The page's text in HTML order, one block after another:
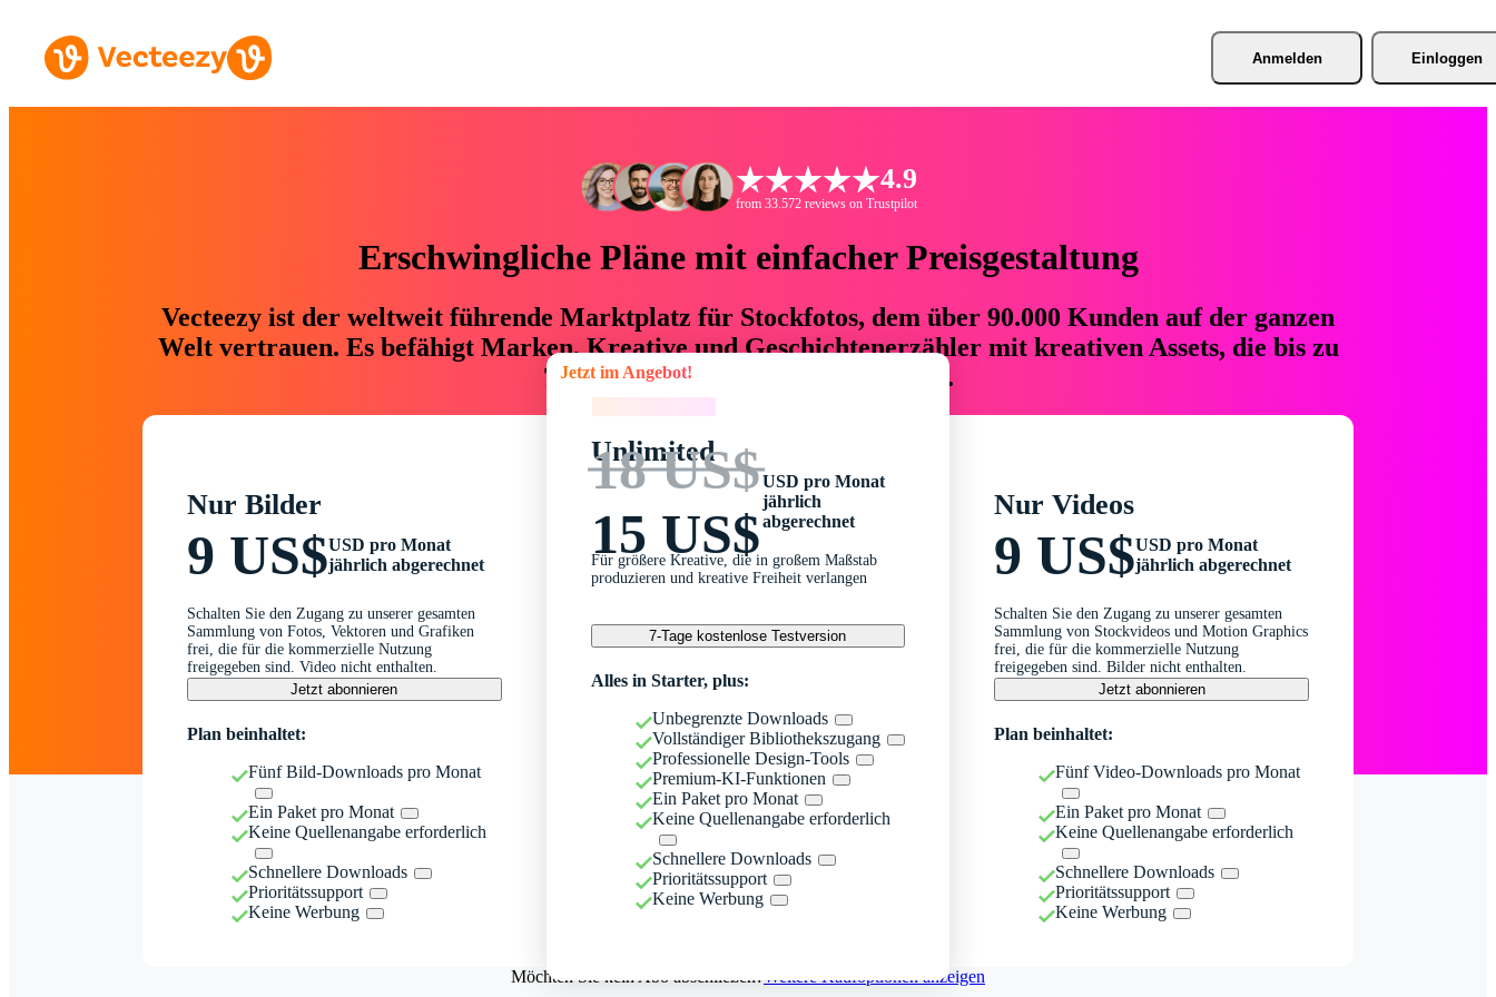
Anmelden Einloggen
4.9
from 33.572 reviews on Trustpilot
Erschwingliche Pläne mit einfacher Preisgestaltung
Vecteezy ist der weltweit führende Marktplatz für Stockfotos, dem über 90.000 Kunden auf der ganzen
Welt vertrauen. Es befähigt Marken, Kreative und Geschichtenerzähler mit kreativen Assets, die bis zu
76 % an Zeit und Budget einsparen.
Nur Bilder
9 US$USD pro Monat
jährlich abgerechnet
Schalten Sie den Zugang zu unserer gesamten
Sammlung von Fotos, Vektoren und Grafiken
frei, die für die kommerzielle Nutzung
freigegeben sind. Video nicht enthalten.
Jetzt abonnieren
Plan beinhaltet:
Fünf Bild-Downloads pro Monat
Ein Paket pro Monat
Keine Quellenangabe erforderlich
Schnellere Downloads
Prioritätssupport
Keine Werbung
Jetzt im Angebot!
Unlimited
18 US$
15 US$
USD pro Monat
jährlich
abgerechnet
Für größere Kreative, die in großem Maßstab
produzieren und kreative Freiheit verlangen
7-Tage kostenlose Testversion
Alles in Starter, plus:
Unbegrenzte Downloads
Vollständiger Bibliothekszugang
Professionelle Design-Tools
Premium-KI-Funktionen
Ein Paket pro Monat
Keine Quellenangabe erforderlich
Schnellere Downloads
Prioritätssupport
Keine Werbung
Nur Videos
9 US$USD pro Monat
jährlich abgerechnet
Schalten Sie den Zugang zu unserer gesamten
Sammlung von Stockvideos und Motion Graphics
frei, die für die kommerzielle Nutzung
freigegeben sind. Bilder nicht enthalten.
Jetzt abonnieren
Plan beinhaltet:
Fünf Video-Downloads pro Monat
Ein Paket pro Monat
Keine Quellenangabe erforderlich
Schnellere Downloads
Prioritätssupport
Keine Werbung
Möchten Sie kein Abo abschließen?Weitere Kaufoptionen anzeigen